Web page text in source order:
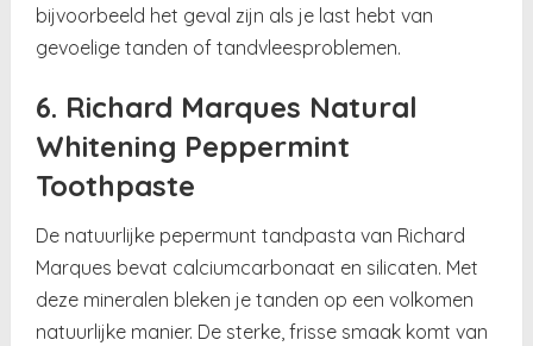
bijvoorbeeld het geval zijn als je last hebt van
gevoelige tanden of tandvleesproblemen.
6. Richard Marques Natural
Whitening Peppermint
Toothpaste
De natuurlijke pepermunt tandpasta van Richard
Marques bevat calciumcarbonaat en silicaten. Met
deze mineralen bleken je tanden op een volkomen
natuurlijke manier. De sterke, frisse smaak komt van